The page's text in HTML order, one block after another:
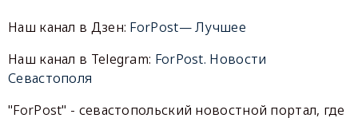
Наш канал в Дзен: ForPost— Лучшее
Наш канал в Telegram: ForPost. Новости
Севастополя
"ForPost" - севастопольский новостной портал, где